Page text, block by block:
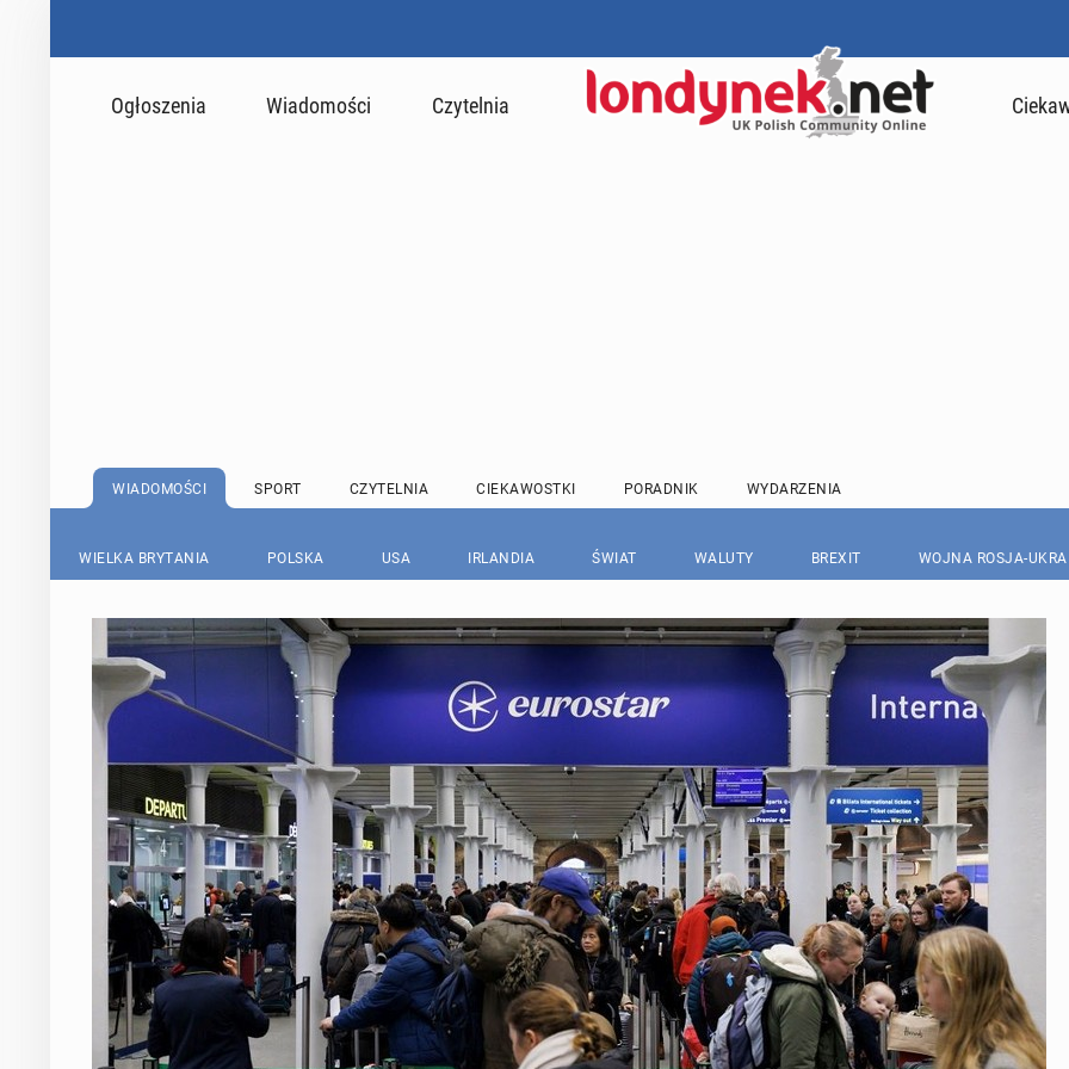
Ogłoszenia Wiadomości Czytelnia
WIADOMOŚCI SPORT CZYTELNIA CIEKAWOSTKI PORADNIK WYDARZENIA
WIELKA BRYTANIA POLSKA USA IRLANDIA ŚWIAT WALUTY BREXIT WOJNA ROSJA-